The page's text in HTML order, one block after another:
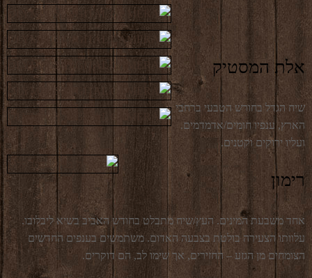
אלת המסטיק
שיח הגדל בחורש הטבעי ברחבי
הארץ, ענפיו חומים/אדמדמים.
ועליו ירוקים וקטנים.
רימון
אחד משבעת המינים. העץ/שיח מתבלט בחודש האביב בשיא ליבלובו.
עלוותו הצעירה בולטת בצבעה האדום. משתמשים בענפים החדשים
הצומחים מן הגזע – החזירים, אך שימו לב, הם דוקרים.